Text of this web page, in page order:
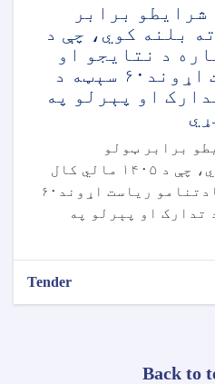
شرایطو برابر
بلنه کوي، چې د
لپاره د نتایجو او
شهادتنامو ریاست اړوند۶۰ سېټه د
او پېرلو په
برابر ټولو
داوطلبانو ته بلنه کوي، چې د ۱۴۰۵ مالي کال
لپاره د نتایجو او شهادتنامو ریاست اړوند۶۰
تدارک او پېرلو په
Tender
Back to